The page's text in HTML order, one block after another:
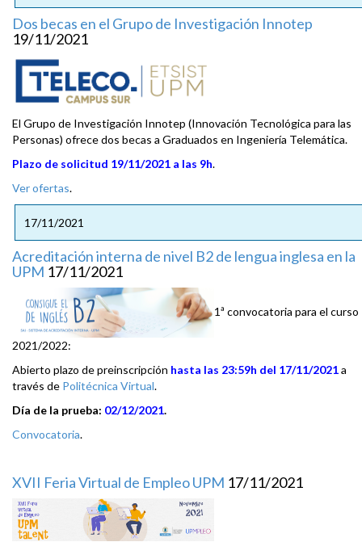
Dos becas en el Grupo de Investigación Innotep
19/11/2021
El Grupo de Investigación Innotep (Innovación Tecnológica para las
Personas) ofrece dos becas a Graduados en Ingeniería Telemática.
Plazo de solicitud 19/11/2021 a las 9h.
Ver ofertas.
17/11/2021
Acreditación interna de nivel B2 de lengua inglesa en la
UPM 17/11/2021
1ª convocatoria para el curso
2021/2022:
Abierto plazo de preinscripción hasta las 23:59h del 17/11/2021a
través de Politécnica Virtual.
Día de la prueba: 02/12/2021.
Convocatoria.
XVII Feria Virtual de Empleo UPM 17/11/2021